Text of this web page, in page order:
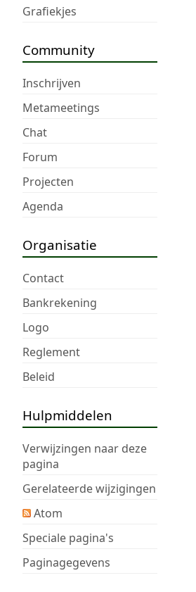
Grafiekjes
Community
Inschrijven
Metameetings
Chat
Forum
Projecten
Agenda
Organisatie
Contact
Bankrekening
Logo
Reglement
Beleid
Hulpmiddelen
Verwijzingen naar deze
pagina
Gerelateerde wijzigingen
Atom
Speciale pagina's
Paginagegevens